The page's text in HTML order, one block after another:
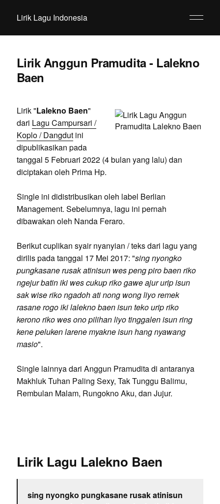
Lirik Lagu Indonesia
Lirik Anggun Pramudita - Lalekno
Baen
Lirik "Lalekno Baen"
dari Lagu Campursari /
Koplo / Dangdutini
dipublikasikan pada
tanggal 5 Februari 2022 (4 bulan yang lalu) dan
diciptakan oleh Prima Hp.
Single ini didistribusikan oleh label Berlian
Management. Sebelumnya, lagu ini pernah
dibawakan oleh Nanda Feraro.
Berikut cuplikan syair nyanyian / teks dari lagu yang
dirilis pada tanggal 17 Mei 2017: "sing nyongko
pungkasane rusak atinisun wes peng piro baen riko
ngejur batin iki wes cukup riko gawe ajur urip isun
sak wise riko ngadoh ati nong wong liyo remek
rasane rogo iki lalekno baen isun teko urip riko
kerono riko wes ono pilihan liyo tinggalen isun ring
kene peluken larene myakne isun hang nyawang
masio".
Single lainnya dari Anggun Pramudita di antaranya
Makhluk Tuhan Paling Sexy, Tak Tunggu Balimu,
Rembulan Malam, Rungokno Aku, dan Jujur.
Lirik Lagu Lalekno Baen
sing nyongko pungkasane rusak atinisun